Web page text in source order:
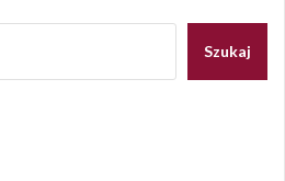
Szukaj